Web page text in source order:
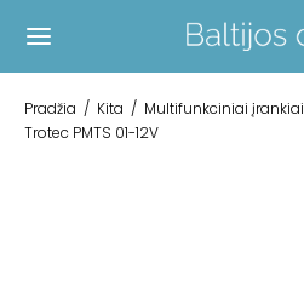
Pradžia / Kita / Multifunkciniai įrankiai
Trotec PMTS 01-12V